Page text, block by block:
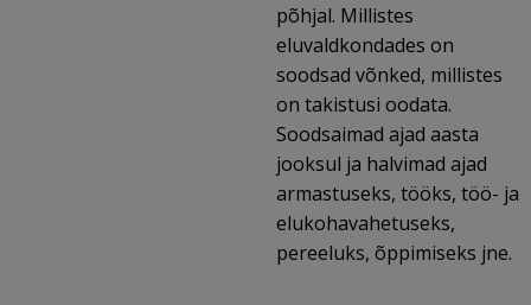
põhjal. Millistes
eluvaldkondades on
soodsad võnked, millistes
on takistusi oodata.
Soodsaimad ajad aasta
jooksul ja halvimad ajad
armastuseks, tööks, töö- ja
elukohavahetuseks,
pereeluks, õppimiseks jne.